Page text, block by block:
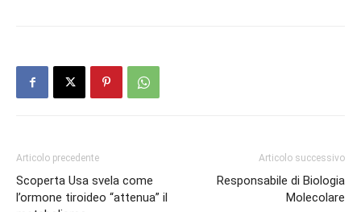
Articolo precedente
Scoperta Usa svela come
l’ormone tiroideo “attenua” il
Articolo successivo
Responsabile di Biologia
Molecolare